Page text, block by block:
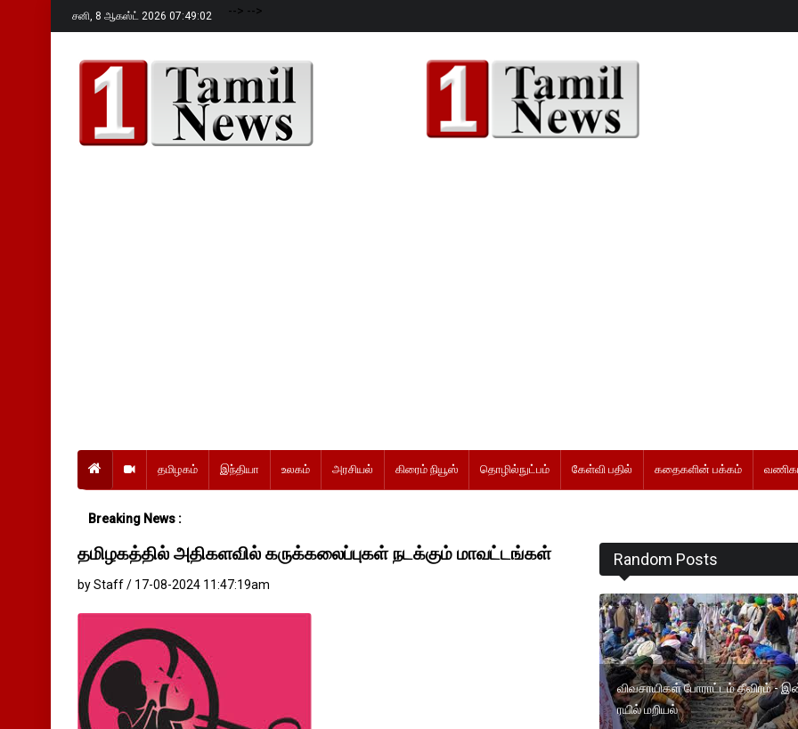
சனி, 8 ஆகஸ்ட் 2026 07:49:03 --> -->
தமிழகம் இந்தியா உலகம் அரசியல் கிரைம் நியூஸ் தொழில்நுட்பம் கேள்வி பதில் கதைகளின் பக்கம்
Breaking News :
தமிழகத்தில் அதிகளவில் கருக்கலைப்புகள் நடக்கும் மாவட்டங்கள்
by Staff / 17-08-2024 11:47:19am
Random Posts
விவசாயிகள் போராட்டம் தீவிரம் -
ரயில் மறியல்